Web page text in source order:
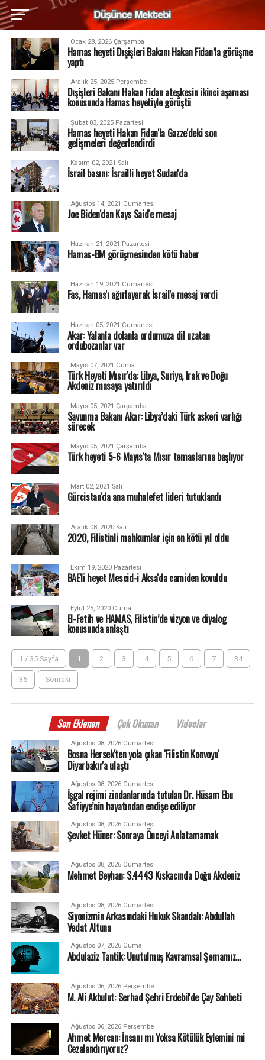
Ocak 28, 2026 Çarşamba
Hamas heyeti Dışişleri Bakanı Hakan Fidan’la görüşme
yaptı
Aralık 25, 2025 Perşembe
Dışişleri Bakanı Hakan Fidan ateşkesin ikinci aşaması
konusunda Hamas heyetiyle görüştü
Şubat 03, 2025 Pazartesi
Hamas heyeti Hakan Fidan'la Gazze'deki son
gelişmeleri değerlendirdi
Kasım 02, 2021 Salı
İsrail basını: İsrailli heyet Sudan'da
Ağustos 14, 2021 Cumartesi
Joe Biden'dan Kays Said'e mesaj
Haziran 21, 2021 Pazartesi
Hamas-BM görüşmesinden kötü haber
Haziran 19, 2021 Cumartesi
Fas, Hamas'ı ağırlayarak İsrail'e mesaj verdi
Haziran 05, 2021 Cumartesi
Akar: Yalanla dolanla ordumuza dil uzatan
ordubozanlar var
Mayıs 07, 2021 Cuma
Türk Heyeti Mısır'da: Libya, Suriye, Irak ve Doğu
Akdeniz masaya yatırıldı
Mayıs 05, 2021 Çarşamba
Savunma Bakanı Akar: Libya’daki Türk askeri varlığı
sürecek
Mayıs 05, 2021 Çarşamba
Türk heyeti 5-6 Mayıs'ta Mısır temaslarına başlıyor
Mart 02, 2021 Salı
Gürcistan'da ana muhalefet lideri tutuklandı
Aralık 08, 2020 Salı
2020, Filistinli mahkumlar için en kötü yıl oldu
Ekim 19, 2020 Pazartesi
BAE'li heyet Mescid-i Aksa'da camiden kovuldu
Eylül 25, 2020 Cuma
El-Fetih ve HAMAS, Filistin’de vizyon ve diyalog
konusunda anlaştı
1 / 35 Sayfa 1 2 3 4 5 6 7 34
35 Sonraki
Son Eklenen Çok Okunan Videolar
Ağustos 08, 2026 Cumartesi
Bosna Hersek'ten yola çıkan 'Filistin Konvoyu'
Diyarbakır'a ulaştı
Ağustos 08, 2026 Cumartesi
İşgal rejimi zindanlarında tutulan Dr. Hüsam Ebu
Safiyye’nin hayatından endişe ediliyor
Ağustos 08, 2026 Cumartesi
Şevket Hüner: Sonraya Önceyi Anlatamamak
Ağustos 08, 2026 Cumartesi
Mehmet Beyhan: S.4443 Kıskacında Doğu Akdeniz
Ağustos 08, 2026 Cumartesi
Siyonizmin Arkasındaki Hukuk Skandalı: Abdullah
Vedat Altuna
Ağustos 07, 2026 Cuma
Abdulaziz Tantik: Unutulmuş Kavramsal Şemamız…
Ağustos 06, 2026 Perşembe
M. Ali Akbulut: Serhad Şehri Erdebil'de Çay Sohbeti
Ağustos 06, 2026 Perşembe
Ahmet Mercan: İnsanı mı Yoksa Kötülük Eylemini mi
Cezalandırıyoruz?